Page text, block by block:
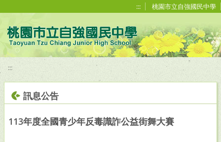
::: 桃園市立自強國民中學
:::
訊息公告
113年度全國青少年反毒識詐公益街舞大賽